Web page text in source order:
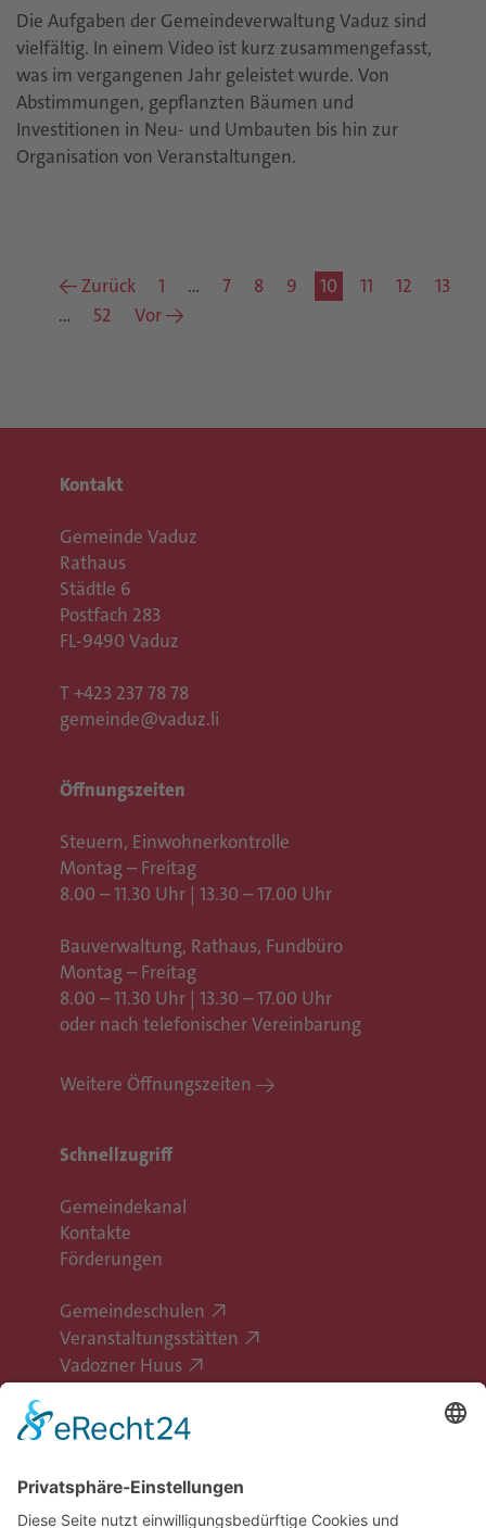
Die Aufgaben der Gemeindeverwaltung Vaduz sind
vielfältig. In einem Video ist kurz zusammengefasst,
was im vergangenen Jahr geleistet wurde. Von
Abstimmungen, gepflanzten Bäumen und
Investitionen in Neu- und Umbauten bis hin zur
Organisation von Veranstaltungen.
← Zurück 1 … 7 8 9 10 11 12
13
…
52 Vor →
Kontakt
Gemeinde Vaduz
Rathaus
Städtle 6
Postfach 283
FL-9490 Vaduz
T +423 237 78 78
gemeinde@vaduz.li
Öffnungszeiten
Steuern, Einwohnerkontrolle
Montag – Freitag
8.00 – 11.30 Uhr | 13.30 – 17.00 Uhr
Bauverwaltung, Rathaus, Fundbüro
Montag – Freitag
8.00 – 11.30 Uhr | 13.30 – 17.00 Uhr
oder nach telefonischer Vereinbarung
Weitere Öffnungszeiten
Schnellzugriff
Gemeindekanal
Kontakte
Förderungen
Gemeindeschulen
Veranstaltungsstätten
Vadozner Huus